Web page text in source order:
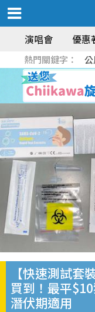
演唱會 優惠
熱門關鍵字：
【快速測試套
買到！最平
潛伏期適用